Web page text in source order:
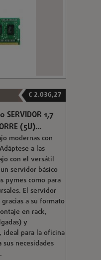
€ 2.036,27
SERVIDOR 1,7
(5U)...
modernas con
a las
con el versátil
servidor básico
pymes como para
El servidor
a su formato
en rack,
y
para la oficina
necesidades